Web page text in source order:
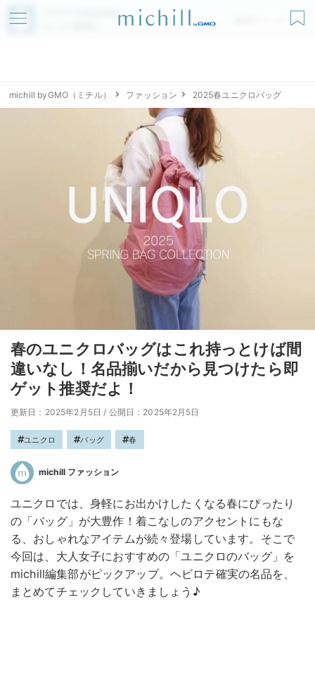
アプリでmichillが
無料ダウンロード
michill byGMO（ミチル） ファッション 2025春ユニクロバッグ
春のユニクロバッグはこれ持っとけば間
違いなし！名品揃いだから見つけたら即
ゲット推奨だよ！
更新日：2025年2月5日 / 公開日：2025年2月5日
ユニクロ バッグ 春
michill ファッション
ユニクロでは、身軽にお出かけしたくなる春にぴったり
の「バッグ」が大豊作！着こなしのアクセントにもな
る、おしゃれなアイテムが続々登場しています。そこで
今回は、大人女子におすすめの「ユニクロのバッグ」を
michill編集部がピックアップ。ヘビロテ確実の名品を、
まとめてチェックしていきましょう♪